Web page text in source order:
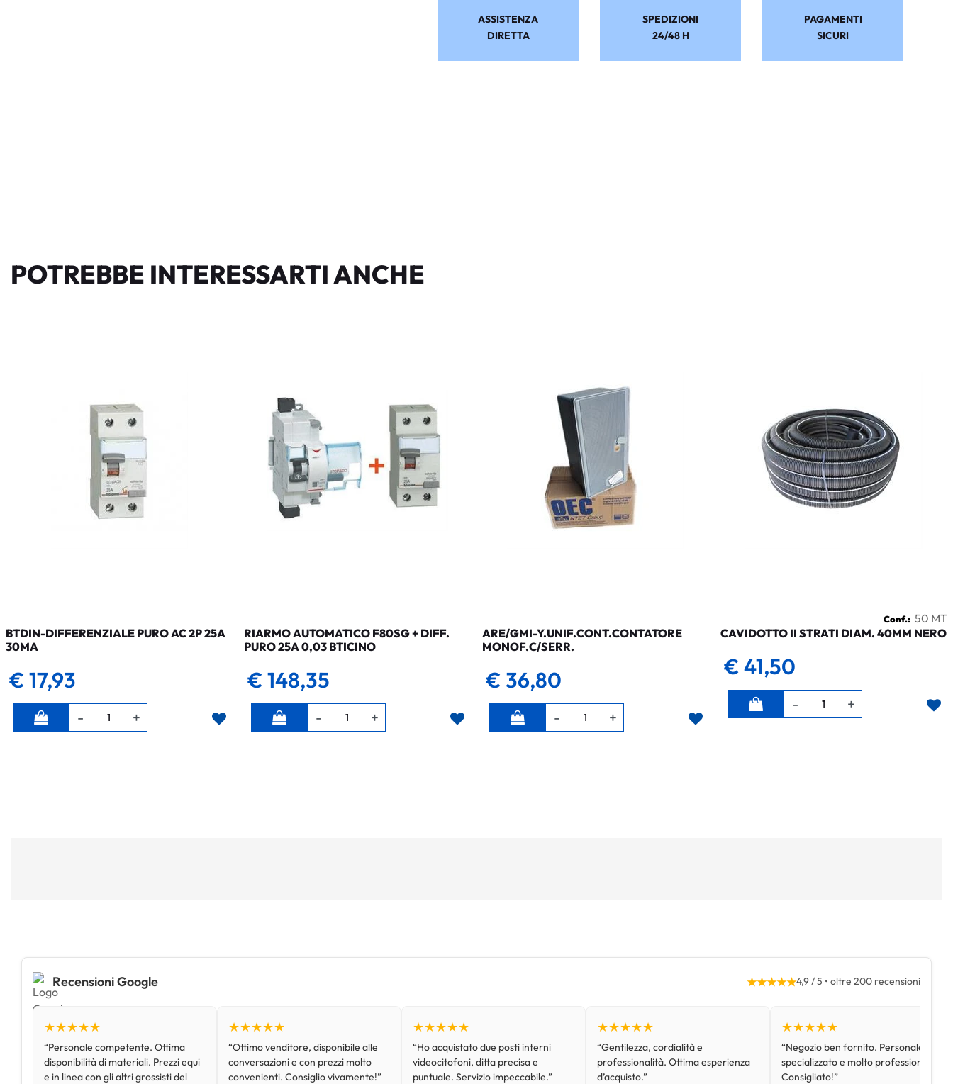
ASSISTENZA
DIRETTA
SPEDIZIONI
24/48 H
PAGAMENTI
SICURI
POTREBBE INTERESSARTI ANCHE
BTDIN-DIFFERENZIALE PURO AC 2P 25A
30MA
€ 17,93
Quantità
RIARMO AUTOMATICO F80SG + DIFF.
PURO 25A 0,03 BTICINO
€ 148,35
Quantità
ARE/GMI-Y.UNIF.CONT.CONTATORE
MONOF.C/SERR.
€ 36,80
Quantità
Conf.: 50 MT
CAVIDOTTO II STRATI DIAM. 40MM NERO
€ 41,50
Quantità
Recensioni Google ★★★★★4,9 / 5 • oltre 200 recensioni
★★★★★
“Personale competente. Ottima
disponibilità di materiali. Prezzi equi
e in linea con gli altri grossisti del
★★★★★
“Ottimo venditore, disponibile alle
conversazioni e con prezzi molto
convenienti. Consiglio vivamente!”
★★★★★
“Ho acquistato due posti interni
videocitofoni, ditta precisa e
puntuale. Servizio impeccabile.”
★★★★★
“Gentilezza, cordialità e
professionalità. Ottima esperienza
d’acquisto.”
★★★★★
“Negozio ben fornito. Personale
specializzato e molto professionale.
Consigliato!”